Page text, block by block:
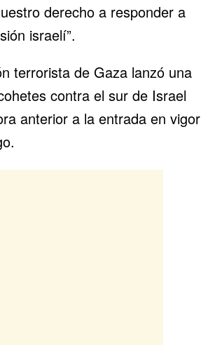
derecho a responder a
israelí”.
terrorista de Gaza lanzó una
contra el sur de Israel
anterior a la entrada en vigor